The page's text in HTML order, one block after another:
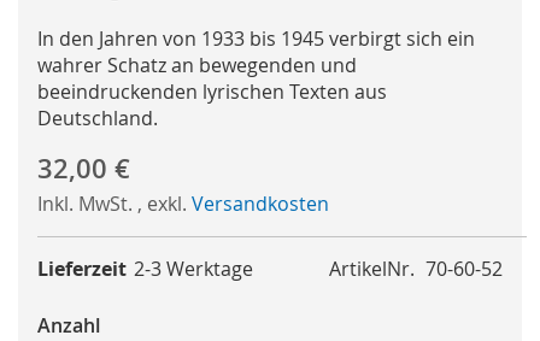
the
images
gallery
In den Jahren von 1933 bis 1945 verbirgt sich ein
wahrer Schatz an bewegenden und
beeindruckenden lyrischen Texten aus
Deutschland.
32,00 €
Inkl. MwSt. , exkl. Versandkosten
ArtikelNr. 70-60-52
Lieferzeit 2-3 Werktage
Anzahl